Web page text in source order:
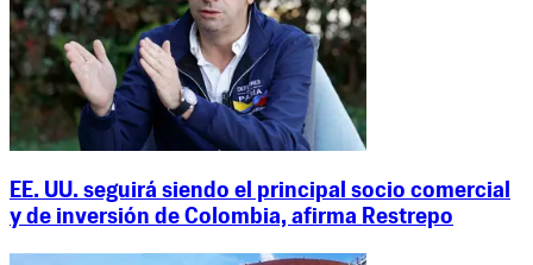
EE. UU. seguirá siendo el principal socio comercial
y de inversión de Colombia, afirma Restrepo